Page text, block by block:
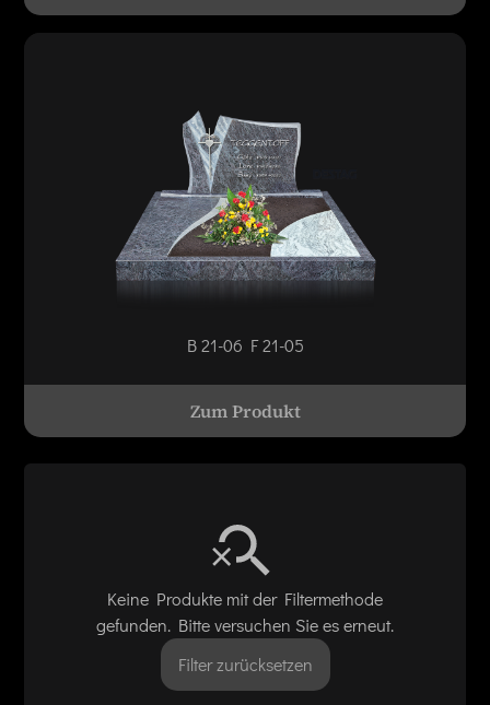
B 21-06 F 21-05
Zum Produkt
Keine Produkte mit der Filtermethode
gefunden. Bitte versuchen Sie es erneut.
Filter zurücksetzen